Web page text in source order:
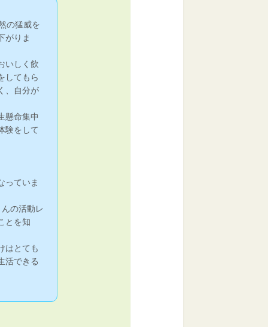
の猛威を
がりま
いしく飲
してもら
、自分が
懸命集中
験をして
っていま
の活動レ
とを知
はとても
活できる